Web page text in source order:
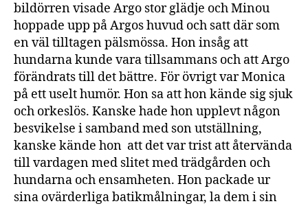
bildörren visade Argo stor glädje och Minou
hoppade upp på Argos huvud och satt där som
en väl tilltagen pälsmössa. Hon insåg att
hundarna kunde vara tillsammans och att Argo
förändrats till det bättre. För övrigt var Monica
på ett uselt humör. Hon sa att hon kände sig sjuk
och orkeslös. Kanske hade hon upplevt någon
besvikelse i samband med son utställning,
kanske kände hon att det var trist att återvända
till vardagen med slitet med trädgården och
hundarna och ensamheten. Hon packade ur
sina ovärderliga batikmålningar, la dem i sin